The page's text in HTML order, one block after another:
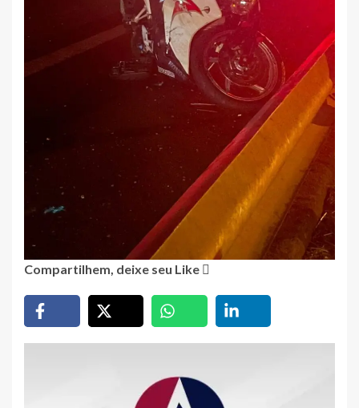
Compartilhem, deixe seu Like 